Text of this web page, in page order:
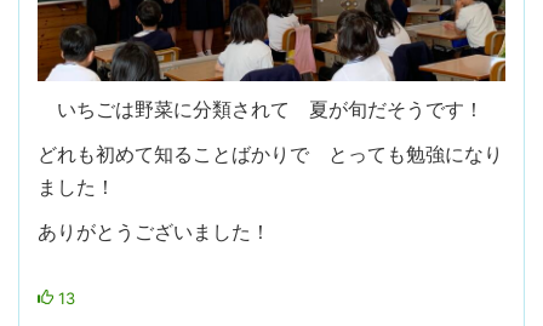
いちごは野菜に分類されて 夏が旬だそうです！
どれも初めて知ることばかりで とっても勉強になり
ました！
ありがとうございました！
13